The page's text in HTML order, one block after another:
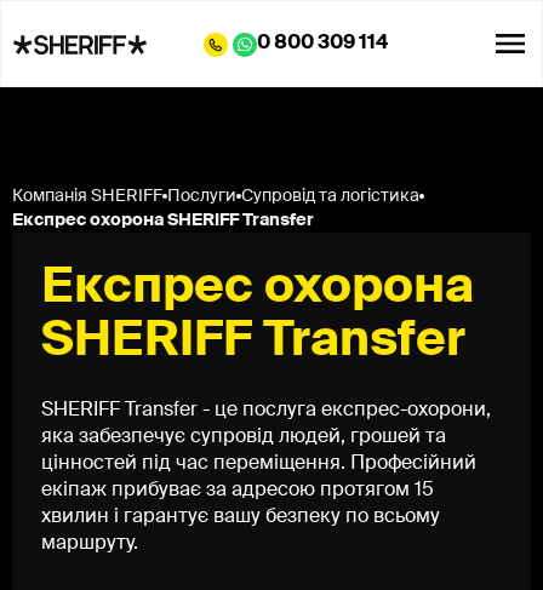
0 800 309 114
Компанія SHERIFF Послуги Супровід та логістика
Експрес охорона SHERIFF Transfer
Експрес охорона
SHERIFF Transfer
SHERIFF Transfer - це послуга експрес-охорони,
яка забезпечує супровід людей, грошей та
цінностей під час переміщення. Професійний
екіпаж прибуває за адресою протягом 15
хвилин і гарантує вашу безпеку по всьому
маршруту.